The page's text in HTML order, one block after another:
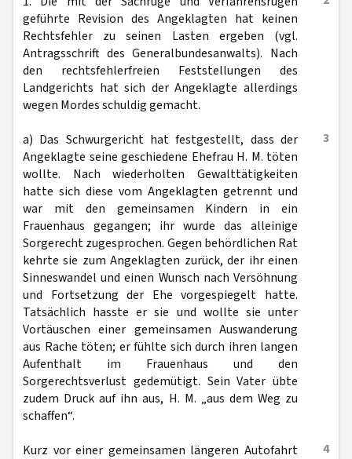
geführte Revision des Angeklagten hat keinen
Rechtsfehler zu seinen Lasten ergeben (vgl.
Antragsschrift des Generalbundesanwalts). Nach
den rechtsfehlerfreien Feststellungen des
Landgerichts hat sich der Angeklagte allerdings
wegen Mordes schuldig gemacht.
3
a) Das Schwurgericht hat festgestellt, dass der
Angeklagte seine geschiedene Ehefrau H. M. töten
wollte. Nach wiederholten Gewalttätigkeiten
hatte sich diese vom Angeklagten getrennt und
war mit den gemeinsamen Kindern in ein
Frauenhaus gegangen; ihr wurde das alleinige
Sorgerecht zugesprochen. Gegen behördlichen Rat
kehrte sie zum Angeklagten zurück, der ihr einen
Sinneswandel und einen Wunsch nach Versöhnung
und Fortsetzung der Ehe vorgespiegelt hatte.
Tatsächlich hasste er sie und wollte sie unter
Vortäuschen einer gemeinsamen Auswanderung
aus Rache töten; er fühlte sich durch ihren langen
Aufenthalt im Frauenhaus und den
Sorgerechtsverlust gedemütigt. Sein Vater übte
zudem Druck auf ihn aus, H. M. „aus dem Weg zu
schaffen“.
4
Kurz vor einer gemeinsamen längeren Autofahrt